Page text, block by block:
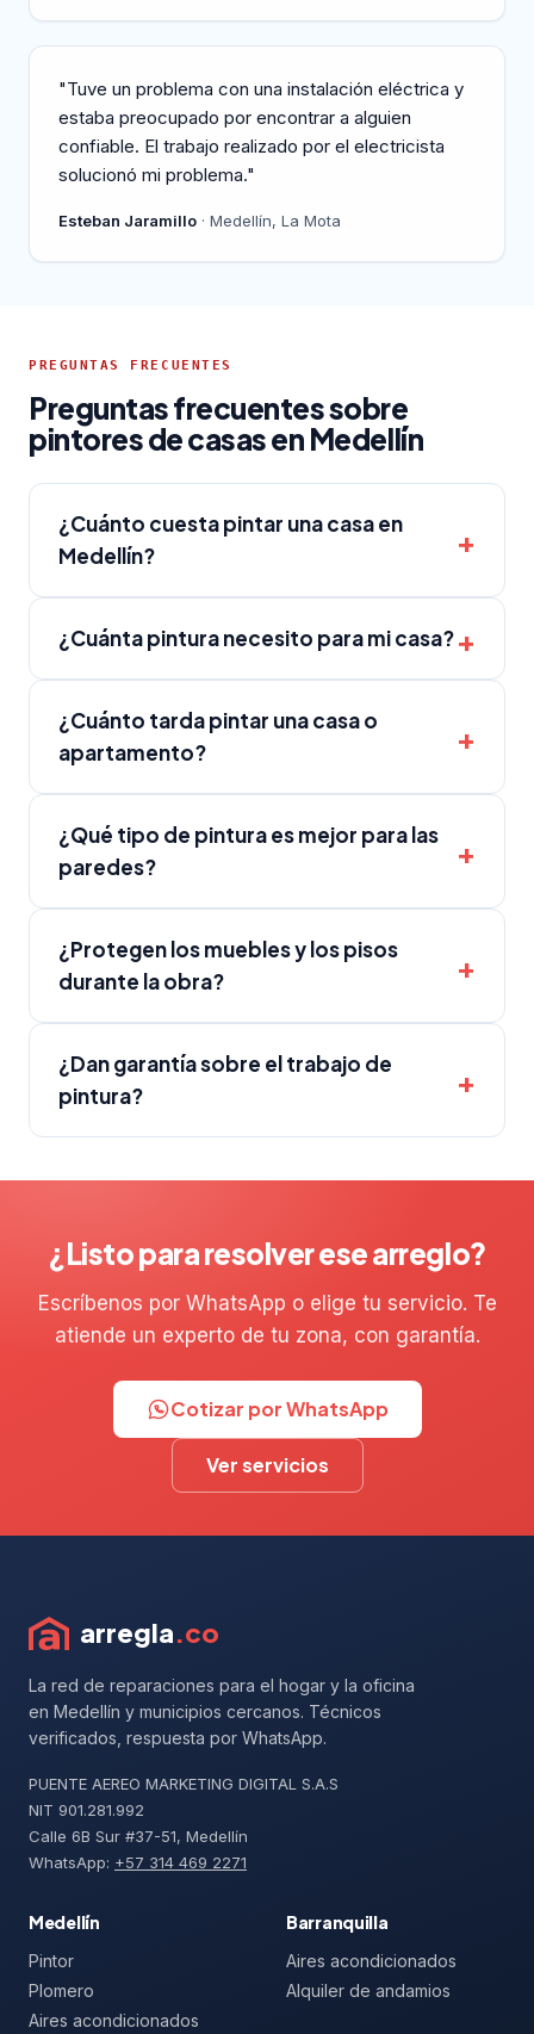
"Tuve un problema con una instalación eléctrica y
estaba preocupado por encontrar a alguien
confiable. El trabajo realizado por el electricista
solucionó mi problema."
Esteban Jaramillo · Medellín, La Mota
PREGUNTAS FRECUENTES
Preguntas frecuentes sobre
pintores de casas en Medellín
¿Cuánto cuesta pintar una casa en
Medellín?
¿Cuánta pintura necesito para mi casa?
¿Cuánto tarda pintar una casa o
apartamento?
¿Qué tipo de pintura es mejor para las
paredes?
¿Protegen los muebles y los pisos
durante la obra?
¿Dan garantía sobre el trabajo de
pintura?
¿Listo para resolver ese arreglo?
Escríbenos por WhatsApp o elige tu servicio. Te
atiende un experto de tu zona, con garantía.
Cotizar por WhatsApp
Ver servicios
arregla.co
La red de reparaciones para el hogar y la oficina
en Medellín y municipios cercanos. Técnicos
verificados, respuesta por WhatsApp.
PUENTE AEREO MARKETING DIGITAL S.A.S
NIT 901.281.992
Calle 6B Sur #37-51, Medellín
WhatsApp: +57 314 469 2271
Medellín
Pintor
Plomero
Aires acondicionados
Barranquilla
Aires acondicionados
Alquiler de andamios